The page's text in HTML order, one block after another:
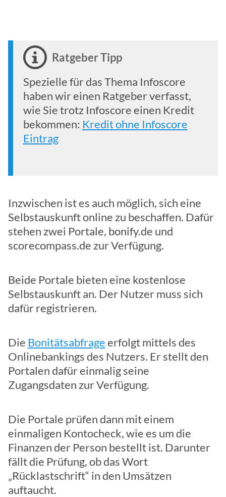
Ratgeber Tipp
Spezielle für das Thema Infoscore
haben wir einen Ratgeber verfasst,
wie Sie trotz Infoscore einen Kredit
bekommen: Kredit ohne Infoscore
Eintrag
Inzwischen ist es auch möglich, sich eine
Selbstauskunft online zu beschaffen. Dafür
stehen zwei Portale, bonify.de und
scorecompass.de zur Verfügung.
Beide Portale bieten eine kostenlose
Selbstauskunft an. Der Nutzer muss sich
dafür registrieren.
Die Bonitätsabfrageerfolgt mittels des
Onlinebankings des Nutzers. Er stellt den
Portalen dafür einmalig seine
Zugangsdaten zur Verfügung.
Die Portale prüfen dann mit einem
einmaligen Kontocheck, wie es um die
Finanzen der Person bestellt ist. Darunter
fällt die Prüfung, ob das Wort
„Rücklastschrift“ in den Umsätzen
auftaucht.